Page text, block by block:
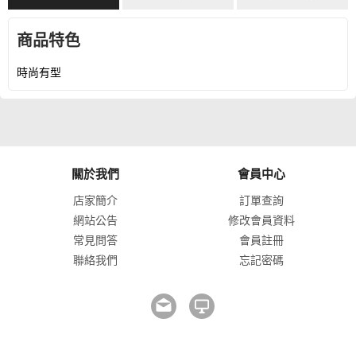
商品特色
時尚有型
關於我們
店家簡介
網站公告
常見問答
聯絡我們
會員中心
訂單查詢
修改會員資料
會員註冊
忘記密碼